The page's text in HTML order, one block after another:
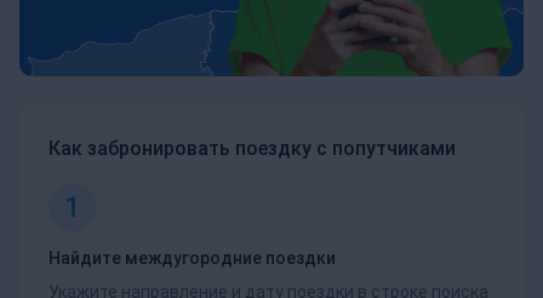
Как забронировать поездку с попутчиками
1
Найдите междугородние поездки
Укажите направление и дату поездки в строке поиска